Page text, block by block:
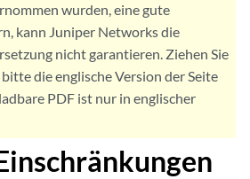
wurden, eine gute
kann Juniper Networks die
nicht garantieren. Ziehen Sie
die englische Version der Seite
PDF ist nur in englischer